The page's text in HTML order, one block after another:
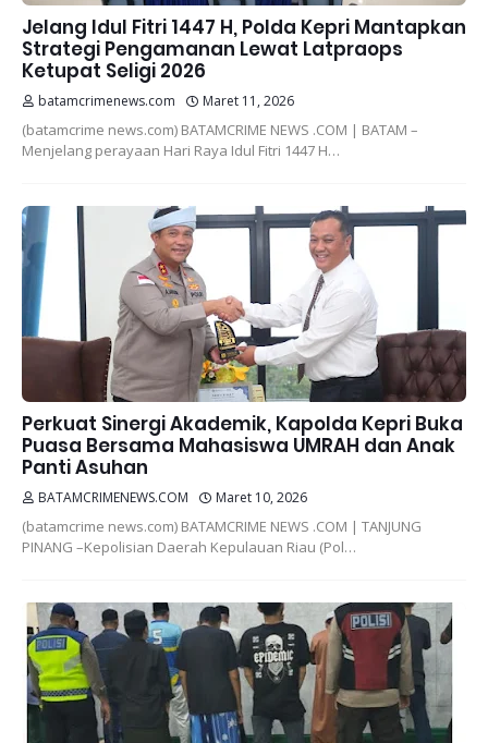
Jelang Idul Fitri 1447 H, Polda Kepri Mantapkan
Strategi Pengamanan Lewat Latpraops
Ketupat Seligi 2026
batamcrimenews.com Maret 11, 2026
(batamcrime news.com) BATAMCRIME NEWS .COM | BATAM –
Menjelang perayaan Hari Raya Idul Fitri 1447 H…
Perkuat Sinergi Akademik, Kapolda Kepri Buka
Puasa Bersama Mahasiswa UMRAH dan Anak
Panti Asuhan
BATAMCRIMENEWS.COM Maret 10, 2026
(batamcrime news.com) BATAMCRIME NEWS .COM | TANJUNG
PINANG –Kepolisian Daerah Kepulauan Riau (Pol…